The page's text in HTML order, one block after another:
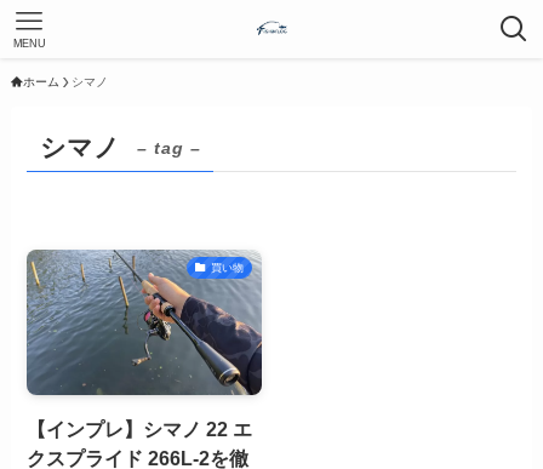
MENU
ホーム シマノ
シマノ – tag –
買い物
【インプレ】シマノ 22 エ
クスプライド 266L-2を徹